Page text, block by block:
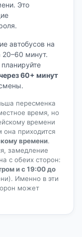
Это
автобусов на
20–60 минут.
60+ минут
пересменка
время, но
времени
приходится
времени.
замедление
с обеих сторон:
и с 19:00 до
Именно в эти
может